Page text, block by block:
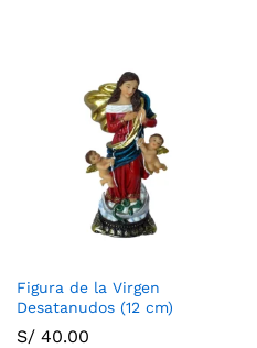
Figura de la Virgen
Desatanudos (12 cm)
S/ 40.00